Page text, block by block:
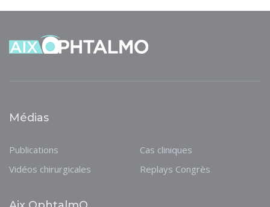
Médias
Publications
Vidéos chirurgicales
Cas cliniques
Replays Congrès